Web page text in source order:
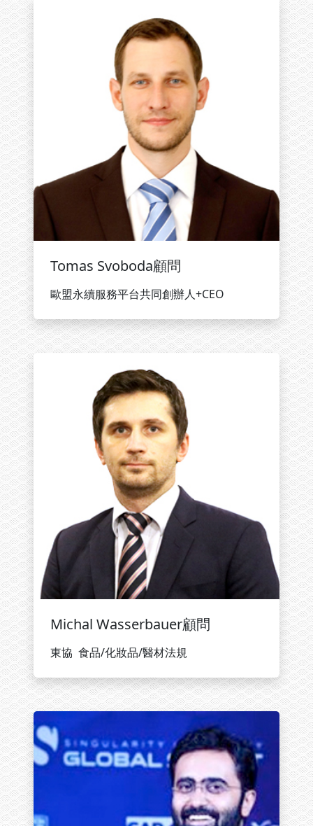
Tomas Svoboda顧問
歐盟永續服務平台共同創辦人+CEO
Michal Wasserbauer顧問
東協 食品/化妝品/醫材法規